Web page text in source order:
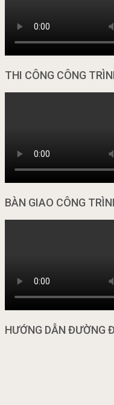
THI CÔNG CÔNG
BÀN GIAO CÔNG
HƯỚNG DẪN ĐƯỜNG